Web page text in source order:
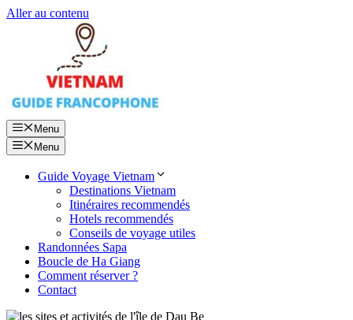
Aller au contenu
Menu
Menu
Guide Voyage Vietnam
Destinations Vietnam
Itinéraires recommendés
Hotels recommendés
Conseils de voyage utiles
Randonnées Sapa
Boucle de Ha Giang
Comment réserver ?
Contact